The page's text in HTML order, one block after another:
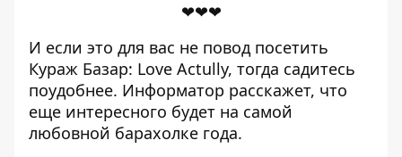
❤❤❤
И если это для вас не повод посетить
Кураж Базар: Love Actully, тогда садитесь
поудобнее. Информатор расскажет, что
еще интересного будет на самой
любовной барахолке года.